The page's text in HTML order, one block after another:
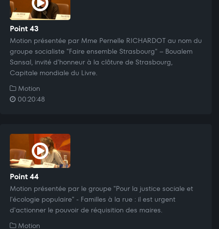
Point 43
Motion présentée par Mme Pernelle RICHARDOT au nom du
groupe socialiste "Faire ensemble Strasbourg" – Boualem
Sansal, invité d'honneur à la clôture de Strasbourg,
Capitale mondiale du Livre.
Motion
00:20:48
Point 44
Motion présentée par le groupe "Pour la justice sociale et
l'écologie populaire" - Familles à la rue : il est urgent
d'actionner le pouvoir de réquisition des maires.
Motion